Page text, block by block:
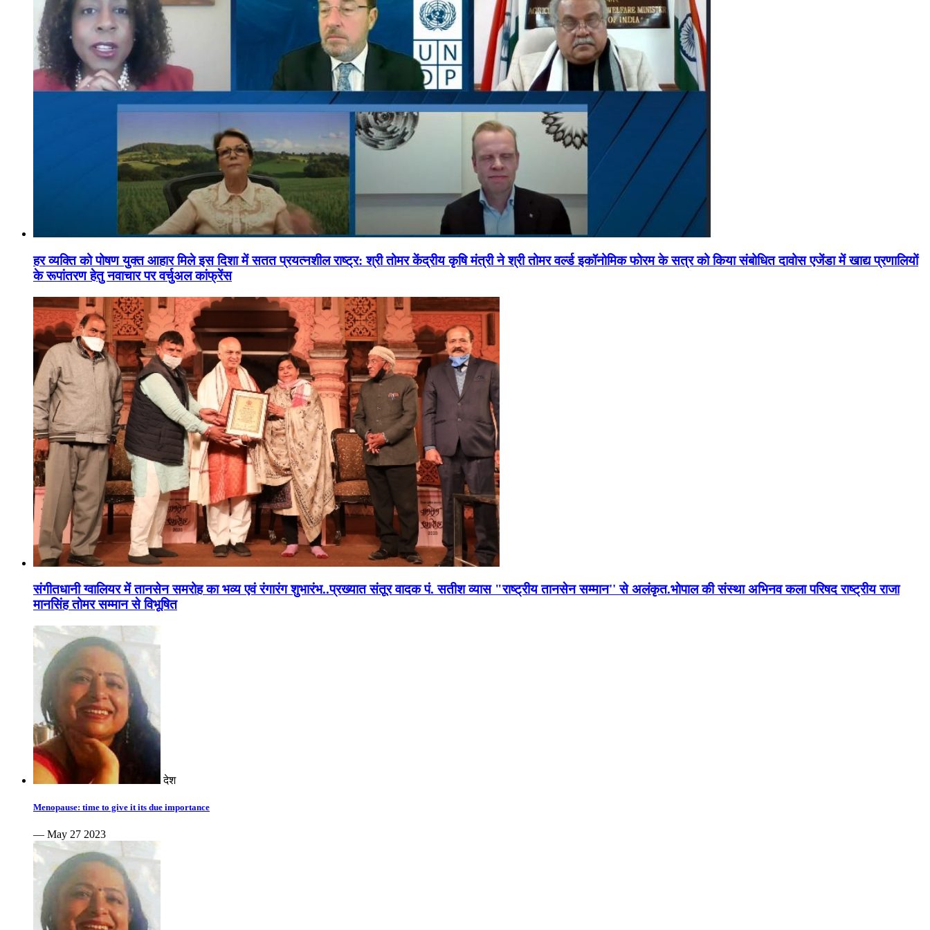
हर व्यक्ति को पोषण युक्त आहार मिले इस दिशा में सतत प्रयत्नशील राष्ट्र: श्री तोमर केंद्रीय कृषि मंत्री ने श्री तोमर वर्ल्ड इकॉनोमिक फोरम के सत्र को किया संबोधित दावोस एजेंडा में खाद्य प्रणालियों
के रूपांतरण हेतु नवाचार पर वर्चुअल कांफ्रेंस
संगीतधानी ग्वालियर में तानसेन समरोह का भव्य एवं रंगारंग शुभारंभ..प्रख्यात संतूर वादक पं. सतीश व्यास "राष्ट्रीय तानसेन सम्मान'' से अलंकृत.भोपाल की संस्था अभिनव कला परिषद राष्ट्रीय राजा
मानसिंह तोमर सम्मान से विभूषित
देश
Menopause: time to give it its due importance
— May 27 2023